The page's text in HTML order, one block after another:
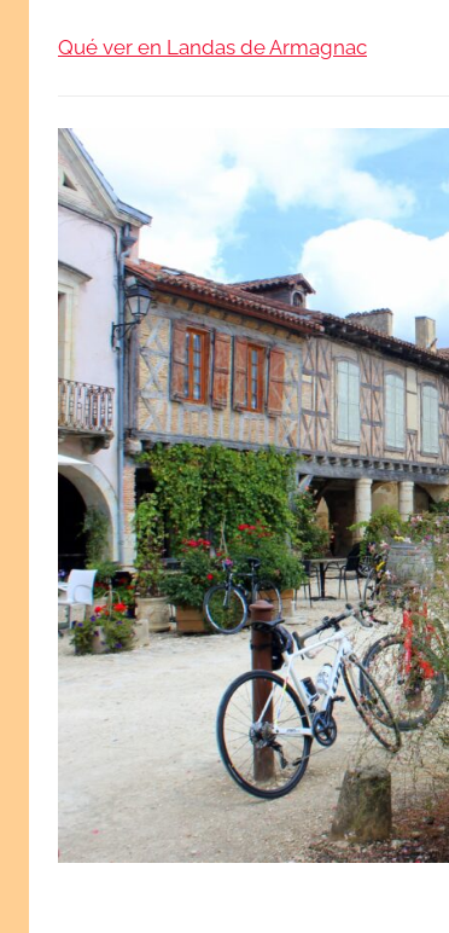
Qué ver en Landas de Armagnac